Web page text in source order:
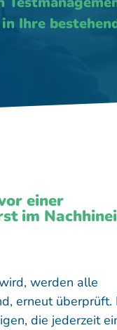
Ihre
einer
im
werden alle
erneut überprüft.
die jederzeit